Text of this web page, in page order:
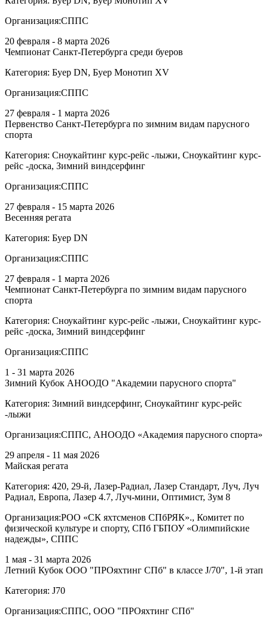
Организация:СППС
20 февраля - 8 марта 2026
Чемпионат Санкт-Петербурга среди буеров
Категория: Буер DN, Буер Монотип XV
Организация:СППС
27 февраля - 1 марта 2026
Первенство Санкт-Петербурга по зимним видам парусного
спорта
Категория: Сноукайтинг курс-рейс -лыжи, Сноукайтинг курс-
рейс -доска, Зимний виндсерфинг
Организация:СППС
27 февраля - 15 марта 2026
Весенняя регата
Категория: Буер DN
Организация:СППС
27 февраля - 1 марта 2026
Чемпионат Санкт-Петербурга по зимним видам парусного
спорта
Категория: Сноукайтинг курс-рейс -лыжи, Сноукайтинг курс-
рейс -доска, Зимний виндсерфинг
Организация:СППС
1 - 31 марта 2026
Зимний Кубок АНООДО "Академии парусного спорта"
Категория: Зимний виндсерфинг, Сноукайтинг курс-рейс
-лыжи
Организация:СППС, АНООДО «Академия парусного спорта»
29 апреля - 11 мая 2026
Майская регата
Категория: 420, 29-й, Лазер-Радиал, Лазер Стандарт, Луч, Луч
Радиал, Европа, Лазер 4.7, Луч-мини, Оптимист, Зум 8
Организация:РОО «СК яхтсменов СПбРЯК»., Комитет по
физической культуре и спорту, СПб ГБПОУ «Олимпийские
надежды», СППС
1 мая - 31 марта 2026
Летний Кубок ООО "ПРОяхтинг СПб" в классе J/70", 1-й этап
Категория: J70
Организация:СППС, ООО "ПРОяхтинг СПб"